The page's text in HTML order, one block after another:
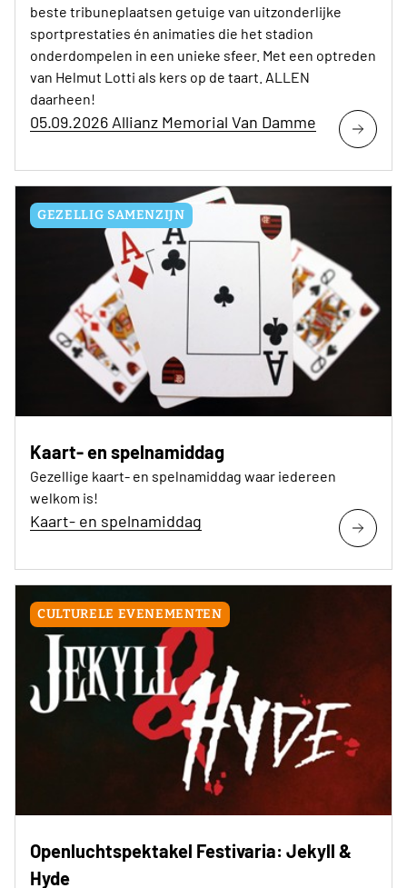
beste tribuneplaatsen getuige van uitzonderlijke
sportprestaties én animaties die het stadion
onderdompelen in een unieke sfeer. Met een optreden
van Helmut Lotti als kers op de taart. ALLEN
daarheen!
05.09.2026 Allianz Memorial Van Damme
GEZELLIG SAMENZIJN
Kaart- en spelnamiddag
Gezellige kaart- en spelnamiddag waar iedereen
welkom is!
Kaart- en spelnamiddag
CULTURELE EVENEMENTEN
Openluchtspektakel Festivaria: Jekyll &
Hyde